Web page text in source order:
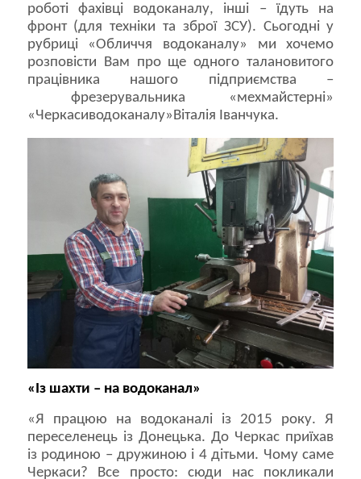
роботі фахівці водоканалу, інші – їдуть на
фронт (для техніки та зброї ЗСУ). Сьогодні у
рубриці «Обличчя водоканалу» ми хочемо
розповісти Вам про ще одного талановитого
працівника нашого підприємства –
фрезерувальника «мехмайстерні»
«Черкасиводоканалу»Віталія Іванчука.
«Із шахти – на водоканал»
«Я працюю на водоканалі із 2015 року. Я
переселенець із Донецька. До Черкас приїхав
із родиною – дружиною і 4 дітьми. Чому саме
Черкаси? Все просто: сюди нас покликали